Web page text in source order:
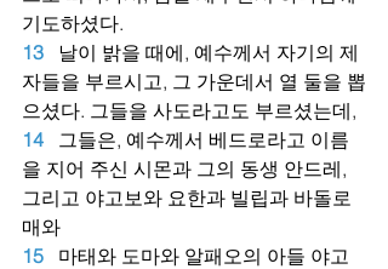
기도하셨다.
13
날이 밝을 때에, 예수께서 자기의 제
자들을 부르시고, 그 가운데서 열 둘을 뽑
으셨다. 그들을 사도라고도 부르셨는데,
14
그들은, 예수께서 베드로라고 이름
을 지어 주신 시몬과 그의 동생 안드레,
그리고 야고보와 요한과 빌립과 바돌로
매와
15
마태와 도마와 알패오의 아들 야고